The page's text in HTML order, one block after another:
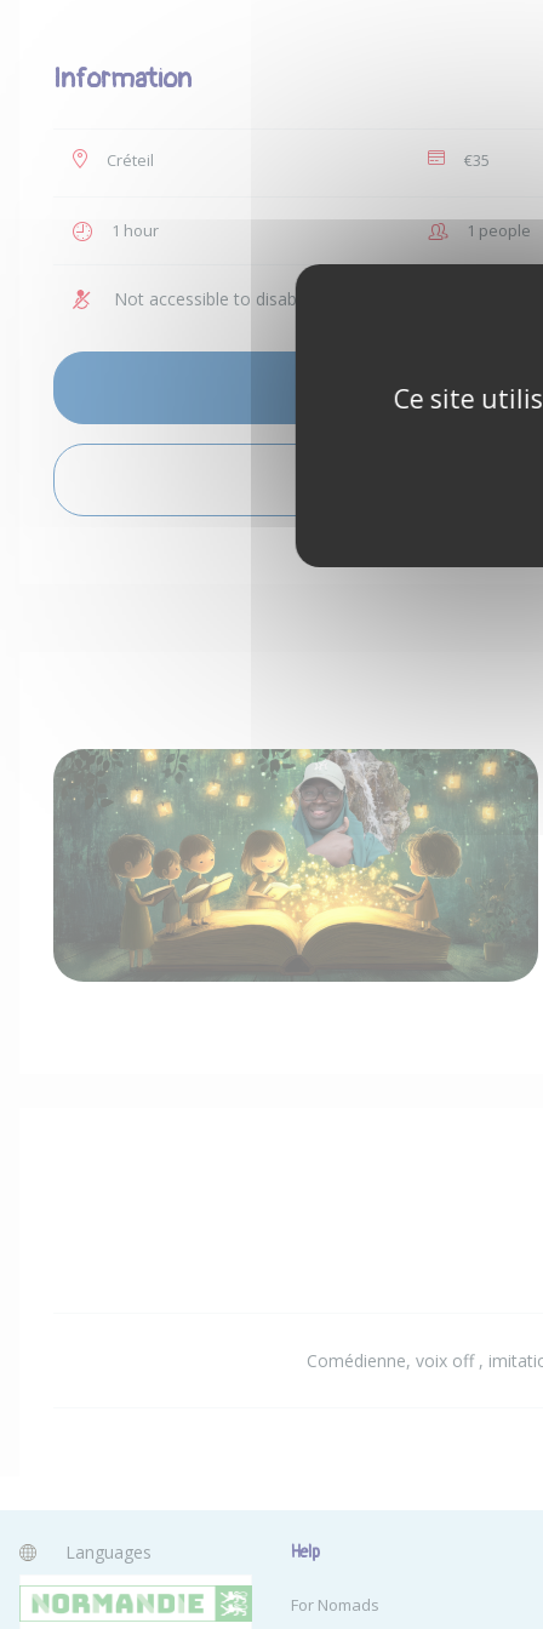
Information
Créteil €35
1 hour 1 people
Not accessible to disabled people
SEE AVAILABILITY PERIODS
Comédienne, voix off ,
Languages
English
Help
For Nomads
Ce site